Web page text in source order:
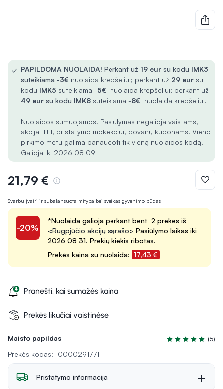
Maisto papildas
Įvertinimas 5.0
(5)
Prekės kodas: 10000291771
Svarbu įvairi ir subalansuota mityba bei sveikas gyvenimo būdas
-20%
*Nuolaida galioja perkant bent 2 prekes iš
<Rugpjūčio akcijų sąrašo> Pasiūlymo laikas iki
2026 08 31. Prekių kiekis ribotas.
Prekės kaina su nuolaida: 17,43 €
✓ PAPILDOMA NUOLAIDA! Perkant už 19 eur su kodu IMK3
suteikiama -3€ nuolaida krepšeliui; perkant už 29 eur su
kodu IMK5 suteikiama -5€ nuolaida krepšeliui; perkant už
49 eur su kodu IMK8 suteikiama -8€ nuolaida krepšeliui.
Nuolaidos sumuojamos. Pasiūlymas negalioja vaistams,
akcijai 1+1, pristatymo mokesčiui, dovanų kuponams. Vieno
pirkimo metu galima panaudoti tik vieną nuolaidos kodą.
Galioja iki 2026 08 09
21,79 €
Pranešti, kai sumažės kaina
Prekės likučiai vaistinėse
Pristatymo informacija